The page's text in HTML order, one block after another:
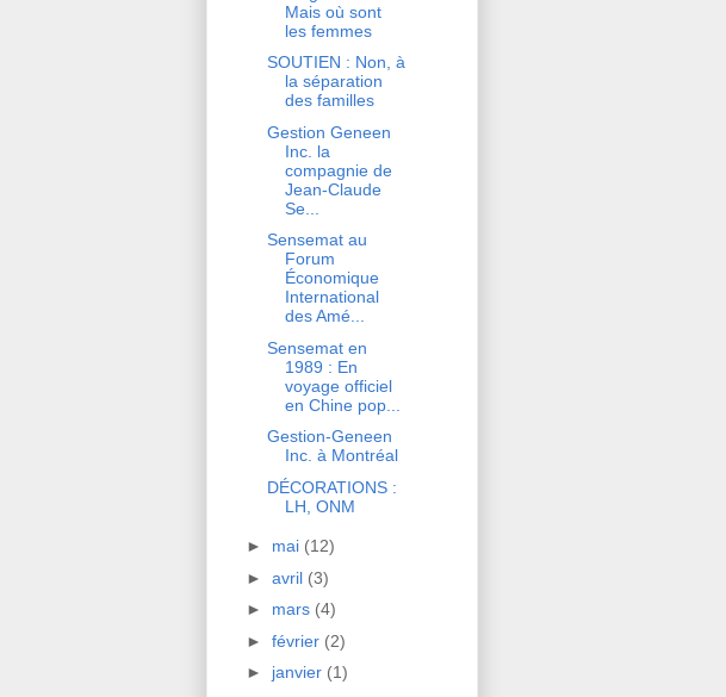
Mais où sont
les femmes
SOUTIEN : Non, à
la séparation
des familles
Gestion Geneen
Inc. la
compagnie de
Jean-Claude
Se...
Sensemat au
Forum
Économique
International
des Amé...
Sensemat en
1989 : En
voyage officiel
en Chine pop...
Gestion-Geneen
Inc. à Montréal
DÉCORATIONS :
LH, ONM
► mai (12)
► avril (3)
► mars (4)
► février (2)
► janvier (1)